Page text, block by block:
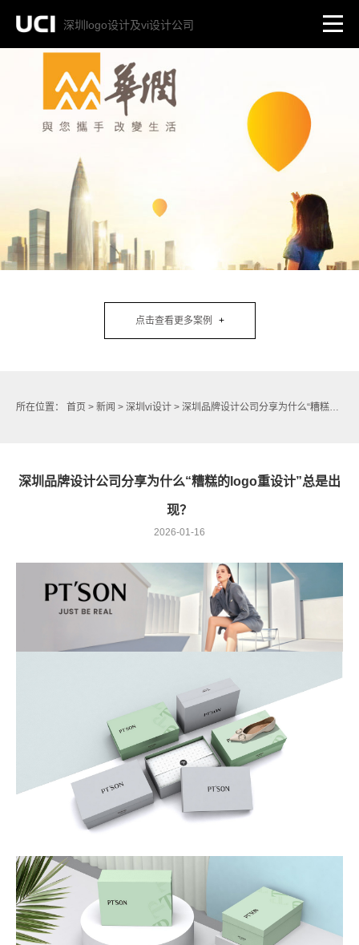
深圳logo设计及vi设计公司
点击查看更多案例
所在位置： 首页 > 新闻 > 深圳vi设计 > 深圳品牌设计公司分享为什么“糟糕的logo重设计”总是出现？
深圳品牌设计公司分享为什么“糟糕的logo重设计”总是出
现？
2026-01-16